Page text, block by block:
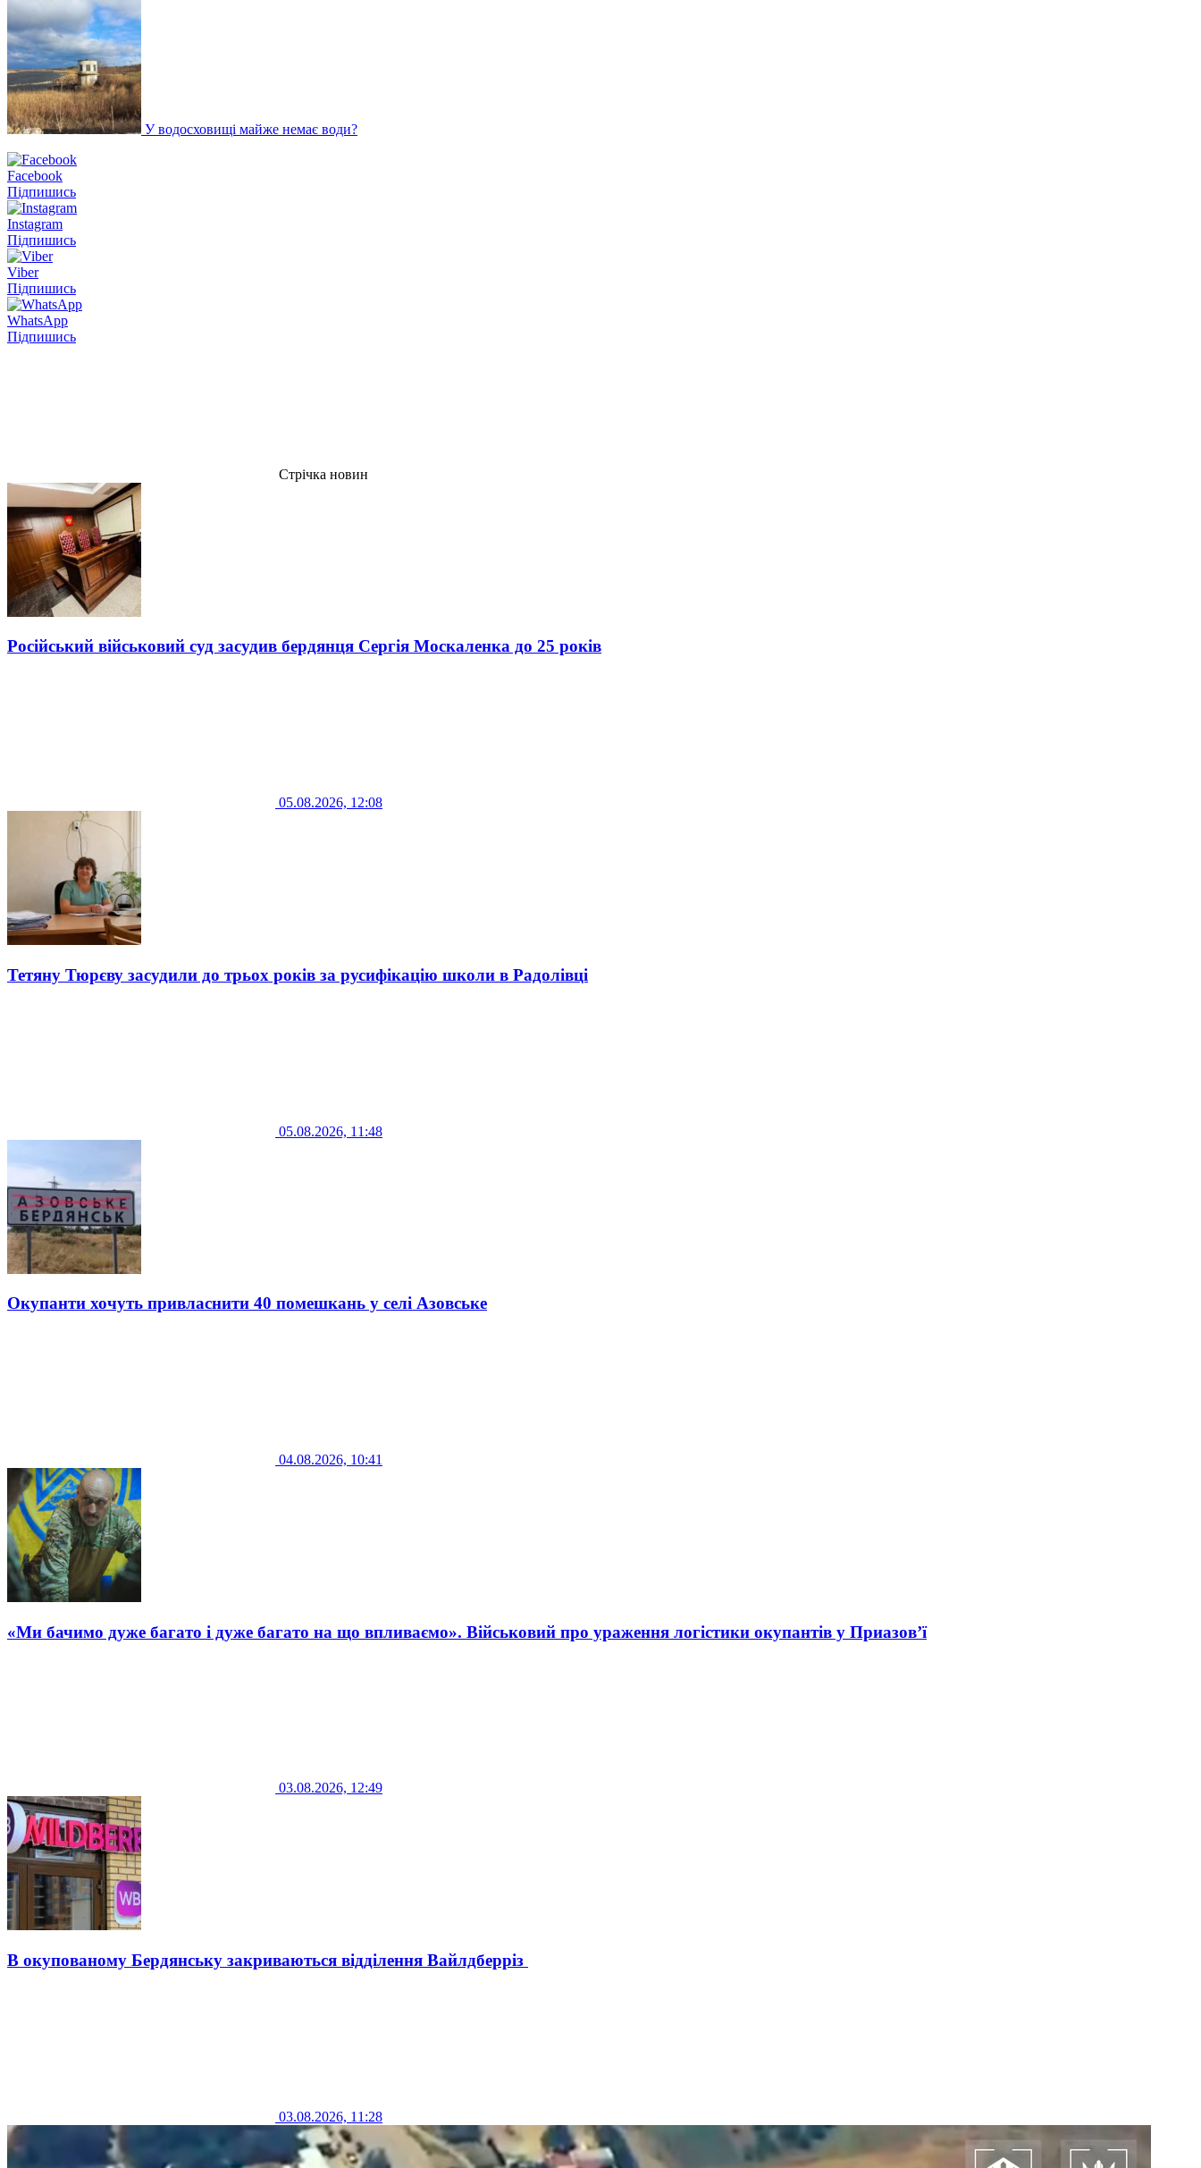
У водосховищі майже немає води?
Facebook
Підпишись
Instagram
Підпишись
Viber
Підпишись
WhatsApp
Підпишись
Стрічка новин
Російський військовий суд засудив бердянця Сергія Москаленка до 25 років
05.08.2026, 12:08
Тетяну Тюрєву засудили до трьох років за русифікацію школи в Радолівці
05.08.2026, 11:48
Окупанти хочуть привласнити 40 помешкань у селі Азовське
04.08.2026, 10:41
«Ми бачимо дуже багато і дуже багато на що впливаємо». Військовий про ураження логістики окупантів у Приазов’ї
03.08.2026, 12:49
В окупованому Бердянську закриваються відділення Вайлдберріз
03.08.2026, 11:28